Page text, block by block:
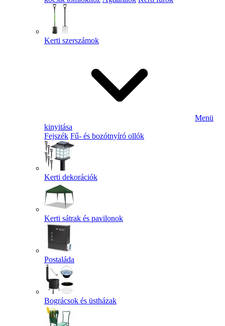
Kerti szerszámok
Menü
kinyitása
Fejszék Fű- és bozótnyíró ollók
Kerti dekorációk
Kerti sátrak és pavilonok
Postaláda
Bográcsok és üstházak